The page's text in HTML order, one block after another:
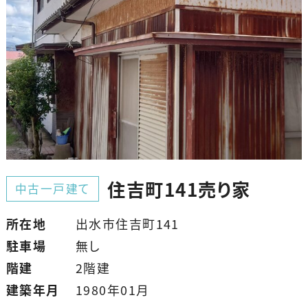
中古一戸建て 住吉町141売り家
所在地
出水市住吉町141
駐車場
無し
階建
2階建
建築年月
1980年01月